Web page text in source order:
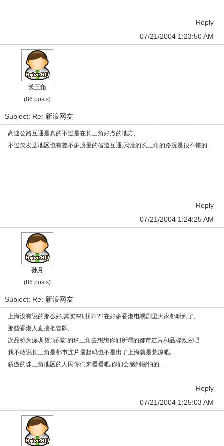
Reply
07/21/2004 1:23:50 AM
长三角
(86 posts)
Subject: Re: 新浪网友
高速公路互通是真的不过是在长三角好点的地方,
不过欠发达地区也有差不多质量的省道互通,我觉的长三角的路况是很不错的..
Reply
07/21/2004 1:24:25 AM
孙月
(86 posts)
Subject: Re: 新浪网友
上海没有说的那么好,其实深圳那???在好多香港电视剧里大家都听到了,
那些香港人直接把冒牌,
次品称为深圳货,"骄傲"的珠三角去想想你们所谓的都市连片和品牌效应吧.
我不敢说长三角是都市连片最起码也不是出了上海就是荒凉吧,
骄傲的珠三角地区的人民你们来看看吧,你们会感到害怕的...
Reply
07/21/2004 1:25:03 AM